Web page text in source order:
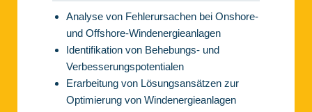
Analyse von Fehlerursachen bei Onshore-
und Offshore-Windenergieanlagen
Identifikation von Behebungs- und
Verbesserungspotentialen
Erarbeitung von Lösungsansätzen zur
Optimierung von Windenergieanlagen